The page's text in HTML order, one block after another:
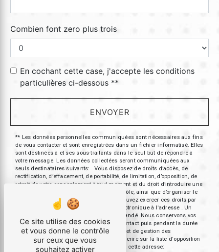
Combien font zero plus trois
En cochant cette case, j'accepte les conditions
particulières ci-dessous **
ENVOYER
** Les données personnelles communiquées sont nécessaires aux fins
de vous contacter et sont enregistrées dans un fichier informatisé. Elles
sont destinées à et ses sous-traitants dans le seul but de répondre à
votre message. Les données collectées seront communiquées aux
seuls destinataires suivants: . Vous disposez de droits d’accès, de
rectification, d’effacement, de portabilité, de limitation, d’opposition, de
retrait de votre consentement à tout moment et du droit d’introduire une
réclamation auprès d’une autorité de contrôle, ainsi que d’organiser le
sort de vos données post-mortem. Vous pouvez exercer ces droits par
voie postale à l'adresse ou par courrier électronique à l'adresse . Un
justificatif d'identité pourra vous être demandé. Nous conservons vos
données pendant la période de prise de contact puis pendant la durée
de prescription légale aux fins probatoires et de gestion des
contentieux. Vous avez le droit de vous inscrire sur la liste d'opposition
au démarchage téléphonique, disponible à cette adresse:
Ce site utilise des cookies
et vous donne le contrôle
sur ceux que vous
souhaitez activer